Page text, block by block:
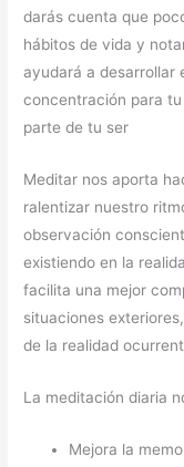
darás cuenta que
hábitos de vida y
ayudará a desarrollar
concentración para
parte de tu ser
Meditar nos aporta
ralentizar nuestro
observación
existiendo en la
facilita una mejor
situaciones
de la realidad
La meditación diaria
Mejora la